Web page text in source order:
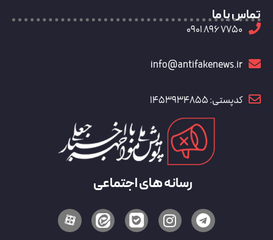
تماس با ما
7750 896 0901
info@antifakenews.ir
کدپستی: 1453934855
رسانه های اجتماعی